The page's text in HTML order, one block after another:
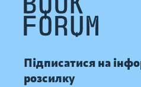
Підписатися на
розсилку